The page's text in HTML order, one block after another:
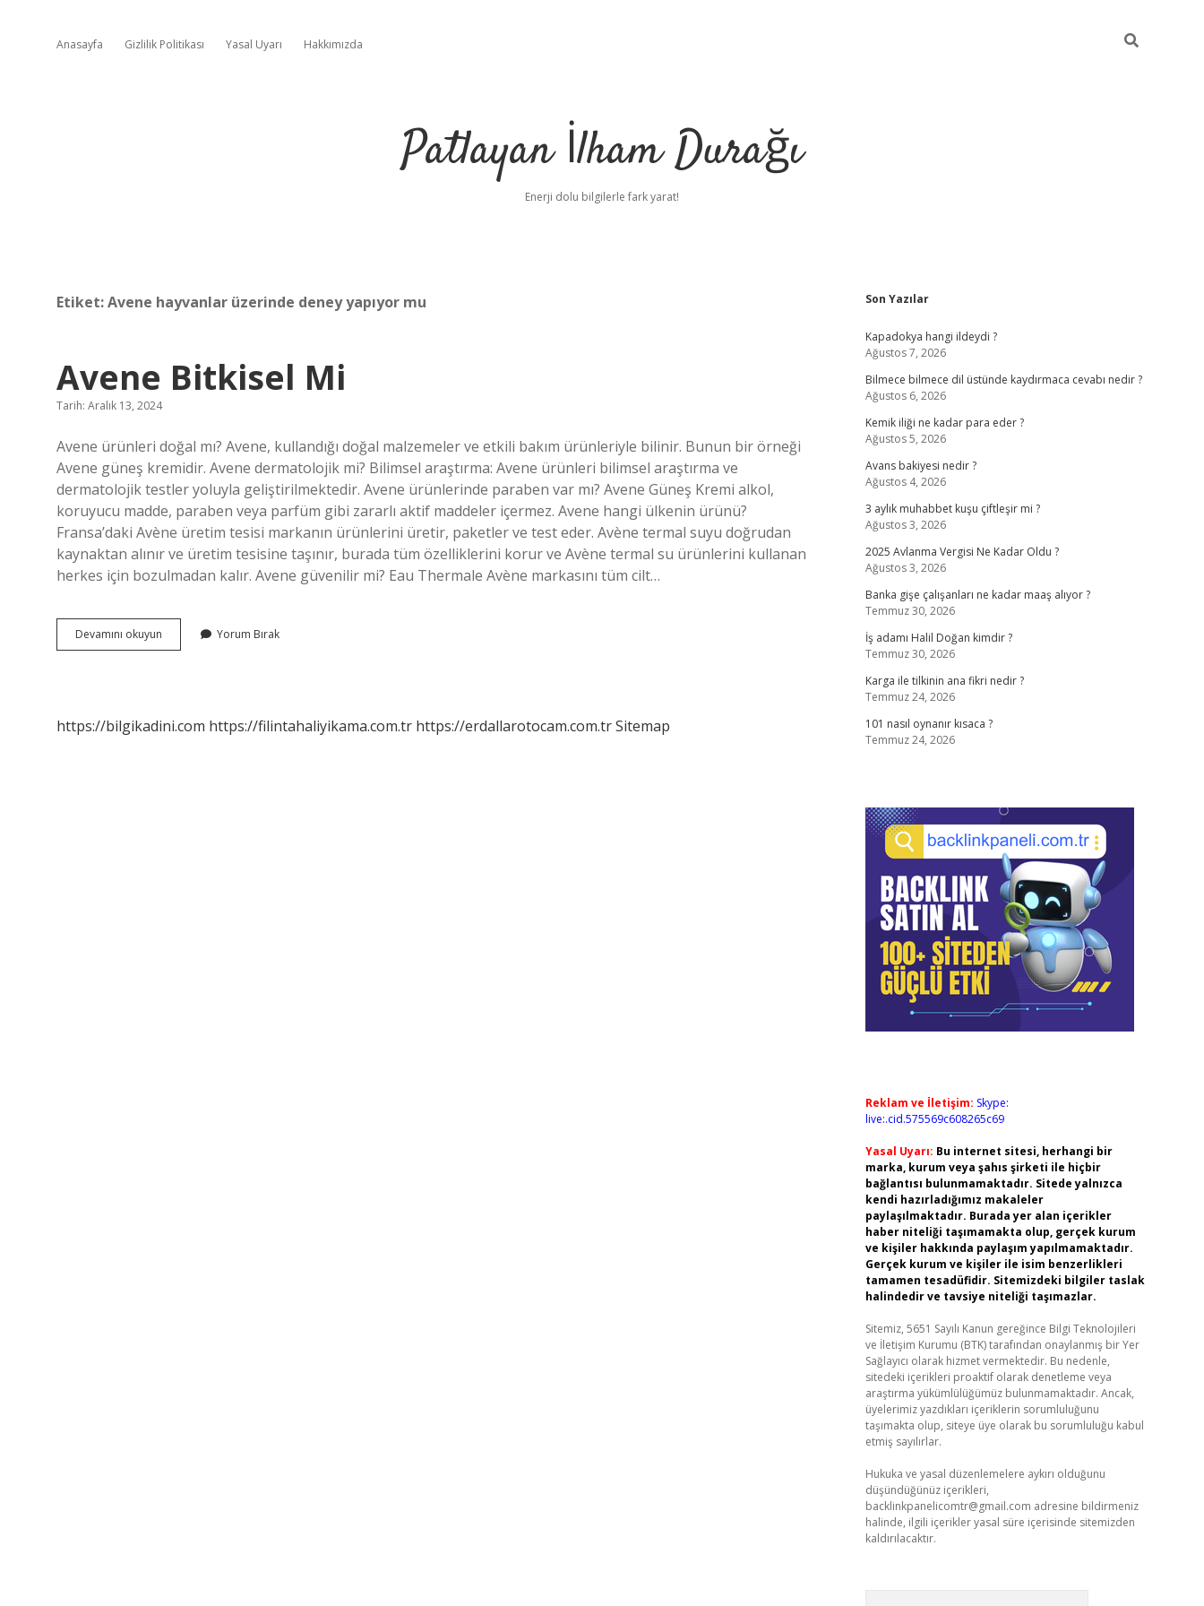
Anasayfa Gizlilik Politikası Yasal Uyarı Hakkımızda
Patlayan İlham Durağı
Enerji dolu bilgilerle fark yarat!
Etiket:Avene hayvanlar üzerinde deney yapıyor mu
Avene Bitkisel Mi
Tarih: Aralık 13, 2024
Avene ürünleri doğal mı? Avene, kullandığı doğal malzemeler ve etkili bakım ürünleriyle bilinir. Bunun bir örneği
Avene güneş kremidir. Avene dermatolojik mi? Bilimsel araştırma: Avene ürünleri bilimsel araştırma ve
dermatolojik testler yoluyla geliştirilmektedir. Avene ürünlerinde paraben var mı? Avene Güneş Kremi alkol,
koruyucu madde, paraben veya parfüm gibi zararlı aktif maddeler içermez. Avene hangi ülkenin ürünü?
Fransa’daki Avène üretim tesisi markanın ürünlerini üretir, paketler ve test eder. Avène termal suyu doğrudan
kaynaktan alınır ve üretim tesisine taşınır, burada tüm özelliklerini korur ve Avène termal su ürünlerini kullanan
herkes için bozulmadan kalır. Avene güvenilir mi? Eau Thermale Avène markasını tüm cilt…
Devamını okuyun
Bitkisel
Yorum Bırak
https://bilgikadini.com https://filintahaliyikama.com.tr https://erdallarotocam.com.trSitemap
Sidebar
Son Yazılar
Kapadokya hangi ildeydi ?
Ağustos 7, 2026
Bilmece bilmece dil üstünde kaydırmaca cevabı nedir ?
Ağustos 6, 2026
Kemik iliği ne kadar para eder ?
Ağustos 5, 2026
Avans bakiyesi nedir ?
Ağustos 4, 2026
3 aylık muhabbet kuşu çiftleşir mi ?
Ağustos 3, 2026
2025 Avlanma Vergisi Ne Kadar Oldu ?
Ağustos 3, 2026
Banka gişe çalışanları ne kadar maaş alıyor ?
Temmuz 30, 2026
İş adamı Halil Doğan kimdir ?
Temmuz 30, 2026
Karga ile tilkinin ana fikri nedir ?
Temmuz 24, 2026
101 nasıl oynanır kısaca ?
Temmuz 24, 2026
Reklam ve İletişim: Skype:
live:.cid.575569c608265c69
Yasal Uyarı: Bu internet sitesi, herhangi bir
marka, kurum veya şahıs şirketi ile hiçbir
bağlantısı bulunmamaktadır. Sitede yalnızca
kendi hazırladığımız makaleler
paylaşılmaktadır. Burada yer alan içerikler
haber niteliği taşımamakta olup, gerçek kurum
ve kişiler hakkında paylaşım yapılmamaktadır.
Gerçek kurum ve kişiler ile isim benzerlikleri
tamamen tesadüfidir. Sitemizdeki bilgiler taslak
halindedir ve tavsiye niteliği taşımazlar.
Sitemiz, 5651 Sayılı Kanun gereğince Bilgi Teknolojileri
ve İletişim Kurumu (BTK) tarafından onaylanmış bir Yer
Sağlayıcı olarak hizmet vermektedir. Bu nedenle,
sitedeki içerikleri proaktif olarak denetleme veya
araştırma yükümlülüğümüz bulunmamaktadır. Ancak,
üyelerimiz yazdıkları içeriklerin sorumluluğunu
taşımakta olup, siteye üye olarak bu sorumluluğu kabul
etmiş sayılırlar.
Hukuka ve yasal düzenlemelere aykırı olduğunu
düşündüğünüz içerikleri,
backlinkpanelicomtr@gmail.com adresine bildirmeniz
halinde, ilgili içerikler yasal süre içerisinde sitemizden
kaldırılacaktır.